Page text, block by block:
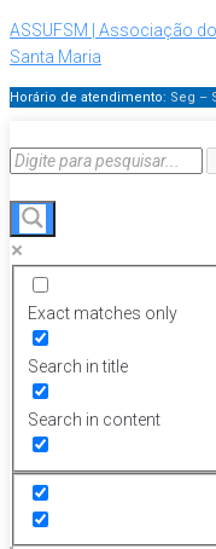
ASSUFSM | Associação
Santa Maria
Horário de atendimento: Seg –
Exact matches only
Search in title
Search in content